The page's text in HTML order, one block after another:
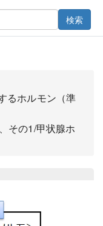
検索
るホルモン（準
その1/甲状腺ホ